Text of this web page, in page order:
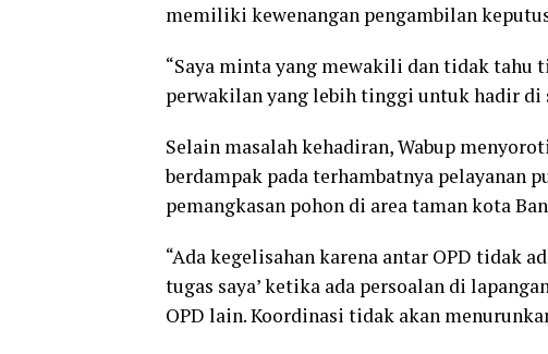
memiliki kewenangan pengambilan
“Saya minta yang mewakili dan tidak
perwakilan yang lebih tinggi untuk hadir di
Selain masalah kehadiran, Wabup
berdampak pada terhambatnya pelayanan
pemangkasan pohon di area taman kota
“Ada kegelisahan karena antar OPD tidak
tugas saya’ ketika ada persoalan di
OPD lain. Koordinasi tidak akan